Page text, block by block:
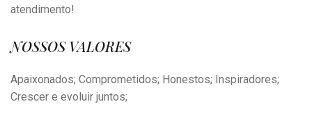
atendimento!
NOSSOS VALORES
Apaixonados; Comprometidos; Honestos; Inspiradores;
Crescer e evoluir juntos;